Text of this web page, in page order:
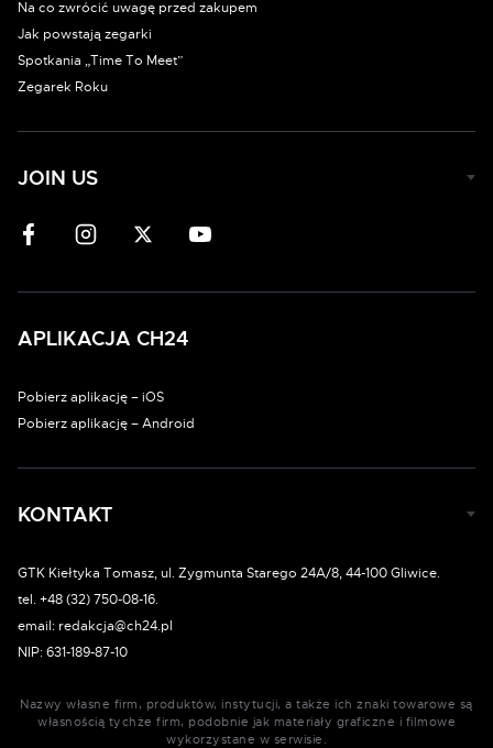
Na co zwrócić uwagę przed zakupem
Jak powstają zegarki
Spotkania „Time To Meet”
Zegarek Roku
JOIN US
APLIKACJA CH24
Pobierz aplikację – iOS
Pobierz aplikację – Android
KONTAKT
GTK Kiełtyka Tomasz, ul. Zygmunta Starego 24A/8, 44-100 Gliwice.
tel. +48 (32) 750-08-16.
email: redakcja@ch24.pl
NIP: 631-189-87-10
Nazwy własne firm, produktów, instytucji, a także ich znaki towarowe są
własnością tychże firm, podobnie jak materiały graficzne i filmowe
wykorzystane w serwisie.